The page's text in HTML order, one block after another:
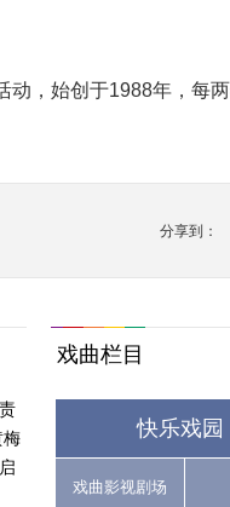
始创于1988年，每两
分享到：
梅
戏曲栏目
快乐戏园
戏曲影视剧场